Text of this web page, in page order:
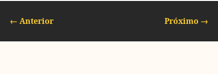
← Anterior Próximo →